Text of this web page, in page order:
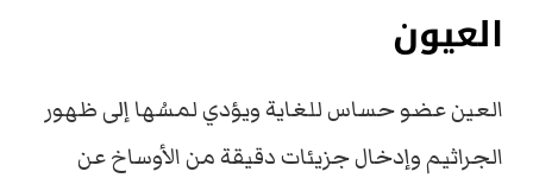
العيون
العين عضو حساس للغايةويؤدي لمسُها إلى ظهور
الجراثيم وإدخال جزيئات دقيقة من الأوساخ عن